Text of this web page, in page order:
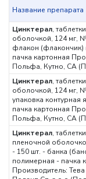
Название препарата
Цинктерал,
оболочкой, 124 мг,
флакон (флакончик)
пачка картонная
Польфа, Кутно, СА
Цинктерал,
оболочкой, 124 мг,
упаковка контурная
пачка картонная
Польфа, Кутно, СА
Цинктерал,
пленочной
- 150 шт. - банка
полимерная - пачка
Производитель: